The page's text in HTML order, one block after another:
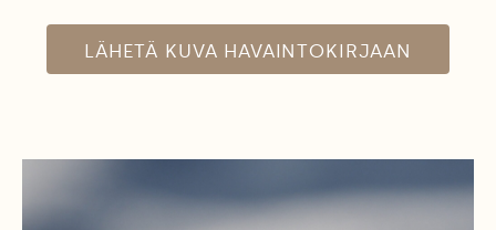
LÄHETÄ KUVA HAVAINTOKIRJAAN